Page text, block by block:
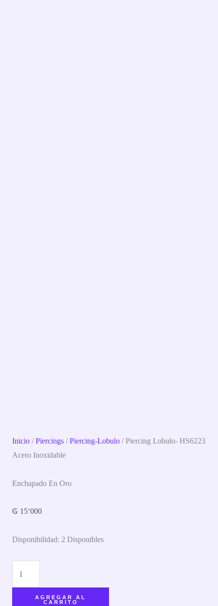
Inicio /Piercings /Piercing-Lobulo / Piercing Lobulo- HS6223
Acero Inoxidable
Enchapado En Oro
₲ 15‘000
Disponibilidad: 2 Disponibles
AGREGAR AL
CARRITO